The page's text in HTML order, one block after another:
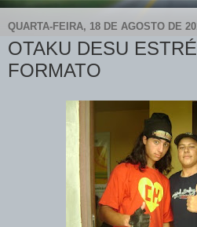
QUARTA-FEIRA, 18 DE AGOSTO DE
OTAKU DESU
FORMATO